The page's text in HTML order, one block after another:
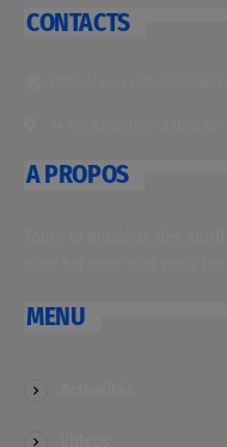
CONTACTS
A PROPOS
MENU